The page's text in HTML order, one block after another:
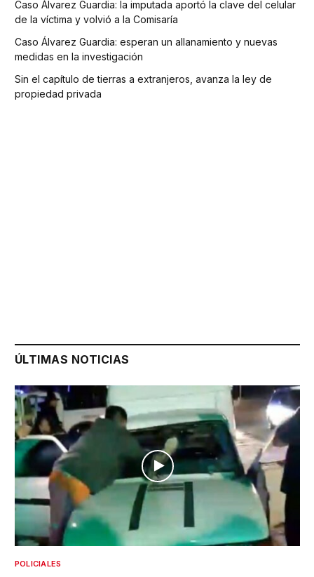
Caso Álvarez Guardia: la imputada aportó la clave del celular
de la víctima y volvió a la Comisaría
Caso Álvarez Guardia: esperan un allanamiento y nuevas
medidas en la investigación
Sin el capítulo de tierras a extranjeros, avanza la ley de
propiedad privada
ÚLTIMAS NOTICIAS
POLICIALES